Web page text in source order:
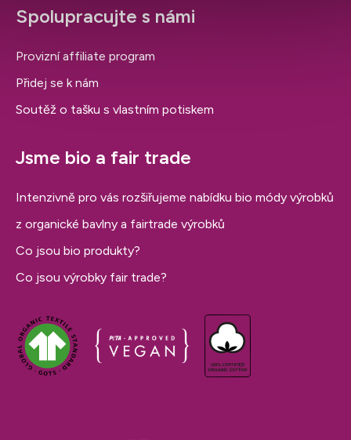
Spolupracujte s námi
Provizní affiliate program
Přidej se k nám
Soutěž o tašku s vlastním potiskem
Jsme bio a fair trade
Intenzivně pro vás rozšiřujeme nabídku bio módy výrobků
z organické bavlny a fairtrade výrobků
Co jsou bio produkty?
Co jsou výrobky fair trade?